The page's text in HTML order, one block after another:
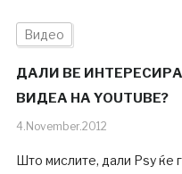
Видео
ДАЛИ ВЕ
ВИДЕА НА YOUTUBE?
4.November.2012
Што мислите, дали Psy ќе